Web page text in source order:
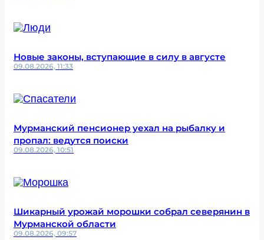
Новые законы, вступающие в силу в августе
09.08.2026, 11:33
Мурманский пенсионер уехал на рыбалку и
пропал: ведутся поиски
09.08.2026, 10:51
Шикарный урожай морошки собрал северянин в
Мурманской области
09.08.2026, 09:57